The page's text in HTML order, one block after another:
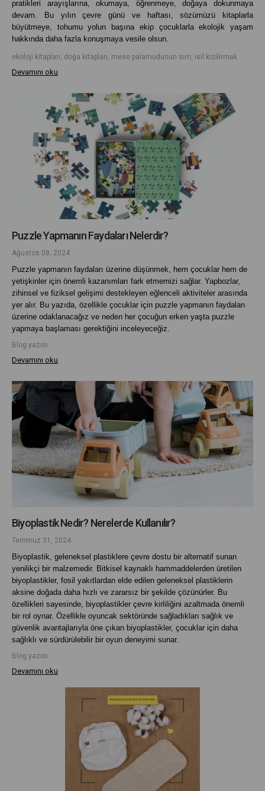
pratikleri arayışlarına, okumaya, öğrenmeye, doğaya dokunmaya
devam. Bu yılın çevre günü ve haftası, sözümüzü kitaplarla
büyütmeye, tohumu yolun başına ekip çocuklarla ekolojik yaşam
hakkında daha fazla konuşmaya vesile olsun.
ekoloji kitapları, doğa kitapları, mese palamudunun sırrı, isil kizilirmak
Devamını oku
Puzzle Yapmanın Faydaları Nelerdir?
Ağustos 08, 2024
Puzzle yapmanın faydaları üzerine düşünmek, hem çocuklar hem de
yetişkinler için önemli kazanımları fark etmemizi sağlar. Yapbozlar,
zihinsel ve fiziksel gelişimi destekleyen eğlenceli aktiviteler arasında
yer alır. Bu yazıda, özellikle çocuklar için puzzle yapmanın faydaları
üzerine odaklanacağız ve neden her çocuğun erken yaşta puzzle
yapmaya başlaması gerektiğini inceleyeceğiz.
Blog yazısı
Devamını oku
Biyoplastik Nedir? Nerelerde Kullanılır?
Temmuz 31, 2024
Biyoplastik, geleneksel plastiklere çevre dostu bir alternatif sunan
yenilikçi bir malzemedir. Bitkisel kaynaklı hammaddelerden üretilen
biyoplastikler, fosil yakıtlardan elde edilen geleneksel plastiklerin
aksine doğada daha hızlı ve zararsız bir şekilde çözünürler. Bu
özellikleri sayesinde, biyoplastikler çevre kirliliğini azaltmada önemli
bir rol oynar. Özellikle oyuncak sektöründe sağladıkları sağlık ve
güvenlik avantajlarıyla öne çıkan biyoplastikler, çocuklar için daha
sağlıklı ve sürdürülebilir bir oyun deneyimi sunar.
Blog yazısı
Devamını oku